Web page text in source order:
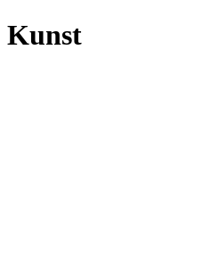
Kunst